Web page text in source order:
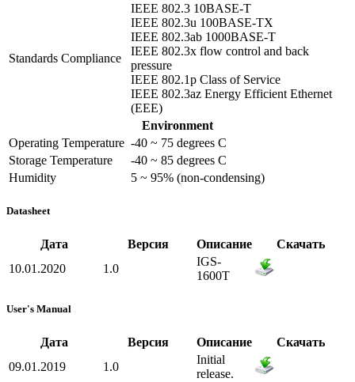
Standards Compliance
IEEE 802.3 10BASE-T
IEEE 802.3u 100BASE-TX
IEEE 802.3ab 1000BASE-T
IEEE 802.3x flow control and back
pressure
IEEE 802.1p Class of Service
IEEE 802.3az Energy Efficient Ethernet
(EEE)
Environment
Operating Temperature -40 ~ 75 degrees C
Storage Temperature
-40 ~ 85 degrees C
Humidity
5 ~ 95% (non-condensing)
Datasheet
Дата Версия Описание
Скачать
10.01.2020
1.0
IGS-
1600T
User's Manual
Дата Версия Описание
Скачать
09.01.2019
1.0
Initial
release.